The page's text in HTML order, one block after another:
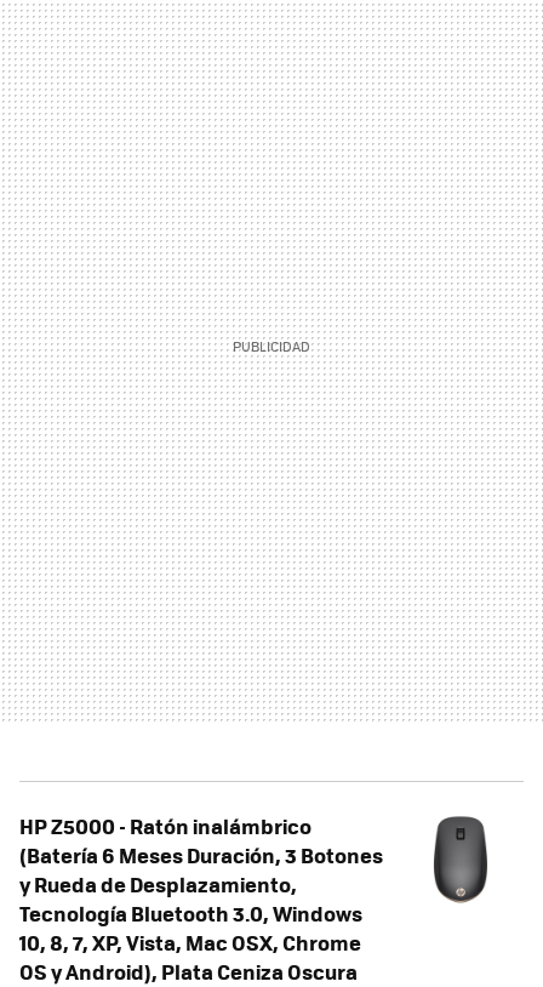
HP Z5000 - Ratón inalámbrico
(Batería 6 Meses Duración, 3 Botones
y Rueda de Desplazamiento,
Tecnología Bluetooth 3.0, Windows
10, 8, 7, XP, Vista, Mac OSX, Chrome
OS y Android), Plata Ceniza Oscura